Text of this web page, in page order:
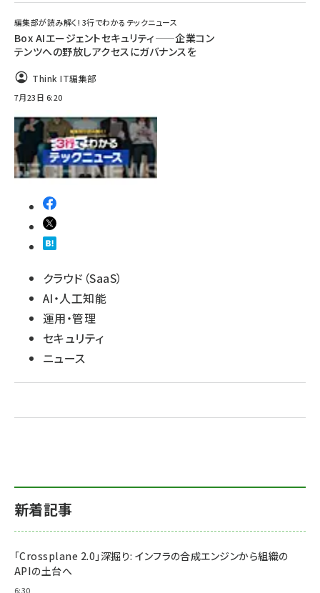
編集部が読み解く! 3行でわかるテックニュース
Box AIエージェントセキュリティ——企業コン
テンツへの野放しアクセスにガバナンスを
Think IT編集部
7月23日 6:20
クラウド（SaaS）
AI・人工知能
運用・管理
セキュリティ
ニュース
新着記事
「Crossplane 2.0」深掘り: インフラの合成エンジンから組織の
APIの土台へ
6:30